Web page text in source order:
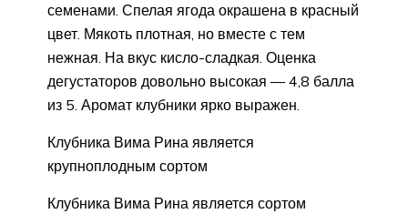
семенами. Спелая ягода окрашена в красный
цвет. Мякоть плотная, но вместе с тем
нежная. На вкус кисло-сладкая. Оценка
дегустаторов довольно высокая — 4,8 балла
из 5. Аромат клубники ярко выражен.
Клубника Вима Рина является
крупноплодным сортом
Клубника Вима Рина является сортом